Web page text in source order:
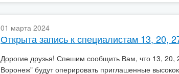
01 марта 2024
Открыта запись к специалистам 13, 20,
Дорогие друзья! Спешим сообщить Вам, что 13, 20,
Воронеж" будут оперировать приглашенные